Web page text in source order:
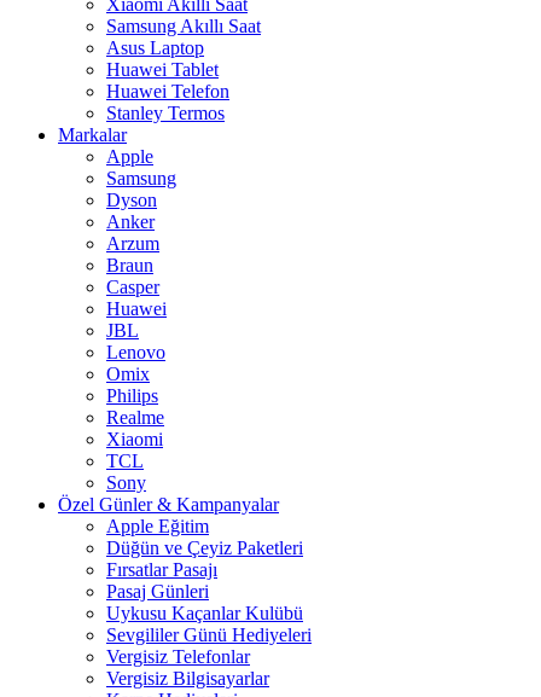
Xiaomi Akıllı Saat
Samsung Akıllı Saat
Asus Laptop
Huawei Tablet
Huawei Telefon
Stanley Termos
Markalar
Apple
Samsung
Dyson
Anker
Arzum
Braun
Casper
Huawei
JBL
Lenovo
Omix
Philips
Realme
Xiaomi
TCL
Sony
Özel Günler & Kampanyalar
Apple Eğitim
Düğün ve Çeyiz Paketleri
Fırsatlar Pasajı
Pasaj Günleri
Uykusu Kaçanlar Kulübü
Sevgililer Günü Hediyeleri
Vergisiz Telefonlar
Vergisiz Bilgisayarlar